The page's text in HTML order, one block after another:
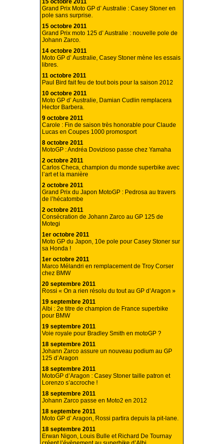
15 octobre 2011
Grand Prix Moto GP d’ Australie : Casey Stoner en
pole sans surprise.
15 octobre 2011
Grand Prix moto 125 d’ Australie : nouvelle pole de
Johann Zarco.
14 octobre 2011
Moto GP d’ Australie, Casey Stoner mène les essais
libres.
11 octobre 2011
Paul Bird fait feu de tout bois pour la saison 2012
10 octobre 2011
Moto GP d’ Australie, Damian Cudlin remplacera
Hector Barbera.
9 octobre 2011
Carole : Fin de saison très honorable pour Claude
Lucas en Coupes 1000 promosport
8 octobre 2011
MotoGP : Andréa Dovizioso passe chez Yamaha
2 octobre 2011
Carlos Checa, champion du monde superbike avec
l’art et la manière
2 octobre 2011
Grand Prix du Japon MotoGP : Pedrosa au travers
de l’hécatombe
2 octobre 2011
Consécration de Johann Zarco au GP 125 de
Motegi
1er octobre 2011
Moto GP du Japon, 10e pole pour Casey Stoner sur
sa Honda !
1er octobre 2011
Marco Mélandri en remplacement de Troy Corser
chez BMW
20 septembre 2011
Rossi « On a rien résolu du tout au GP d’Aragon »
19 septembre 2011
Albi : 2e titre de champion de France superbike
pour BMW
19 septembre 2011
Voie royale pour Bradley Smith en motoGP ?
18 septembre 2011
Johann Zarco assure un nouveau podium au GP
125 d’Aragon
18 septembre 2011
MotoGP d’Aragon : Casey Stoner taille patron et
Lorenzo s’accroche !
18 septembre 2011
Johann Zarco passe en Moto2 en 2012
18 septembre 2011
Moto GP d’ Aragon, Rossi partira depuis la pit-lane.
18 septembre 2011
Erwan Nigon, Louis Bulle et Richard De Tournay